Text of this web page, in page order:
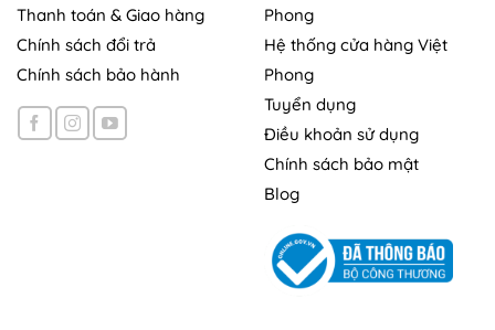
Thanh toán & Giao hàng
Chính sách đổi trả
Chính sách bảo hành
Phong
Hệ thống cửa hàng Việt
Phong
Tuyển dụng
Điều khoản sử dụng
Chính sách bảo mật
Blog